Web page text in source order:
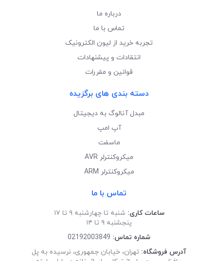
درباره ما
تماس با ما
تجربه خرید از لیون الکترونیک
انتقادات و پیشنهادات
قوانین و مقررات
دسته بندی های برگزیده
مبدل آنالوگ به دیجیتال
آپ امپ
ماسفت
میکروکنترلر AVR
میکروکنترلر ARM
تماس با ما
ساعات کاری: شنبه تا چهارشنبه ۹ تا ۱۷
پنجشنبه ۹ تا ۱۴
شماره تماس: 02192003849
آدرس فروشگاه: تهران، خیابان جمهوری، نرسیده به پل